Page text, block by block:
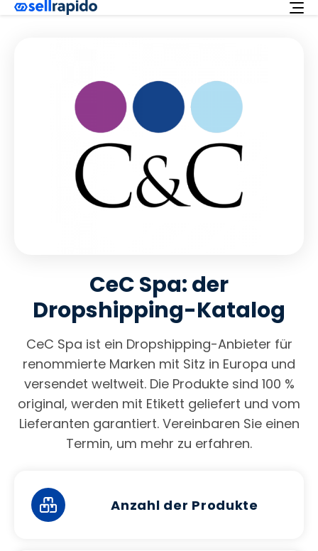
Dienstleistungen
Erweiterungen
Kundenbetreuung
CeC Spa: der
Dropshipping-Katalog
CeC Spa ist ein Dropshipping-Anbieter für
renommierte Marken mit Sitz in Europa und
versendet weltweit. Die Produkte sind 100 %
original, werden mit Etikett geliefert und vom
Lieferanten garantiert. Vereinbaren Sie einen
Termin, um mehr zu erfahren.
Anzahl der Produkte